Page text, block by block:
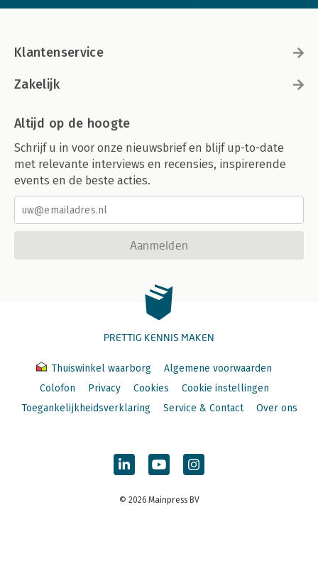
Klantenservice
Zakelijk
Altijd op de hoogte
Schrijf u in voor onze nieuwsbrief en blijf up-to-date
met relevante interviews en recensies, inspirerende
events en de beste acties.
Aanmelden
PRETTIG KENNIS MAKEN
Thuiswinkel waarborg
Algemene voorwaarden
Colofon
Privacy Cookies
Cookie instellingen
Toegankelijkheidsverklaring
Service & Contact Over ons
© 2026 Mainpress BV